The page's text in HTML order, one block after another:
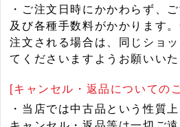
・ご注文日時にかかわらず、
及び各種手数料がかかります
注文される場合は、同じショ
てくださいますようお願いいた
[キャンセル・返品についての
・当店では中古品という性質